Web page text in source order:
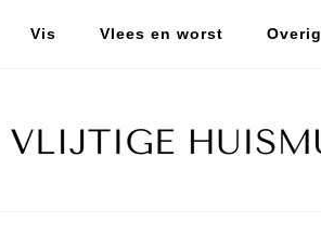
Vis Vlees en worst Overig